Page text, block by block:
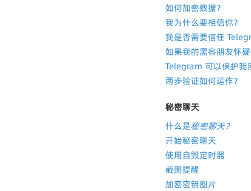
如何加密数据？
我为什么要相信你？
我是否需要信任
如果我的黑客朋友怀疑
Telegram 可以保护我
两步验证如何运作？
秘密聊天
什么是秘密聊天？
开始秘密聊天
使用自毁定时器
截图提醒
加密密钥图片